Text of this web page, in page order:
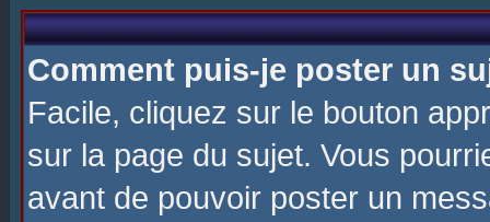
Comment puis-je poster un
Facile, cliquez sur le bouton
sur la page du sujet. Vous
avant de pouvoir poster un